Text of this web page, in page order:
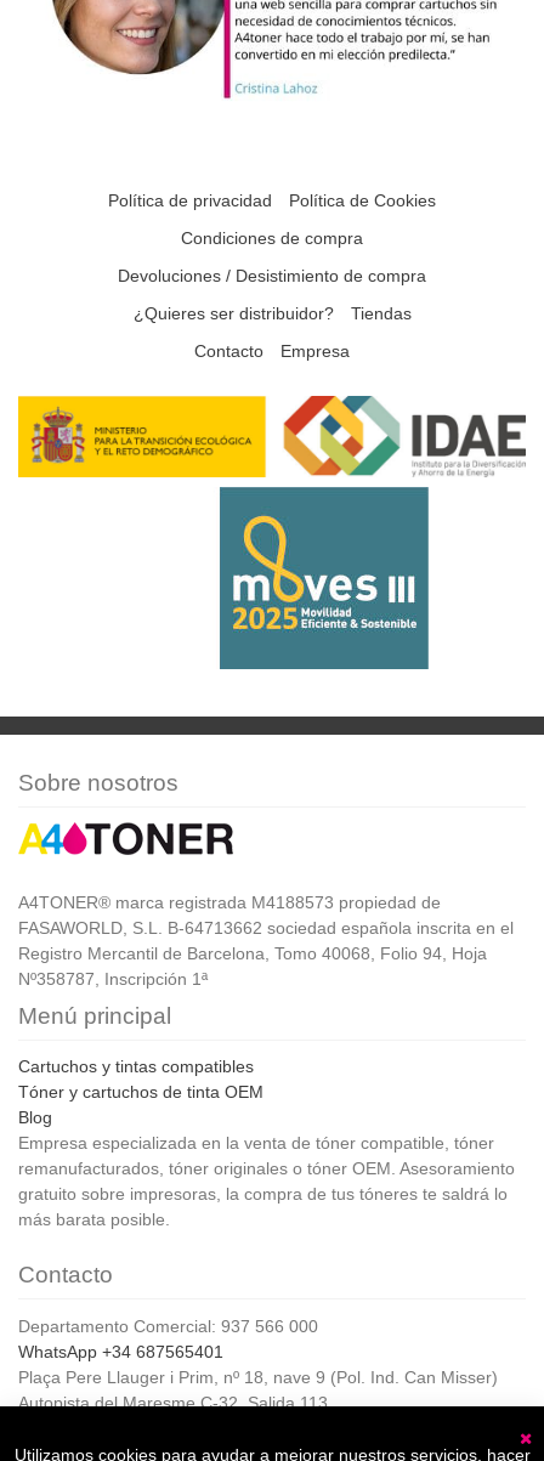
Política de privacidad
Política de Cookies
Condiciones de compra
Devoluciones / Desistimiento de compra
¿Quieres ser distribuidor?
Tiendas
Contacto
Empresa
Sobre nosotros
A4TONER® marca registrada M4188573 propiedad de
FASAWORLD, S.L. B-64713662 sociedad española inscrita en el
Registro Mercantil de Barcelona, Tomo 40068, Folio 94, Hoja
Nº358787, Inscripción 1ª
Menú principal
Cartuchos y tintas compatibles
Tóner y cartuchos de tinta OEM
Blog
Empresa especializada en la venta de tóner compatible, tóner
remanufacturados, tóner originales o tóner OEM. Asesoramiento
gratuito sobre impresoras, la compra de tus tóneres te saldrá lo
más barata posible.
Contacto
Departamento Comercial: 937 566 000
WhatsApp +34 687565401
Plaça Pere Llauger i Prim, nº 18, nave 9 (Pol. Ind. Can Misser)
Autopista del Maresme C-32, Salida 113
Horario de Atención al cliente:
Utilizamos cookies para ayudar a mejorar nuestros servicios, hacer